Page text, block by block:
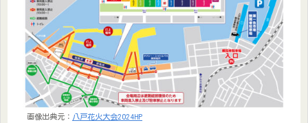
画像出典元： 八戸花火大会2024HP